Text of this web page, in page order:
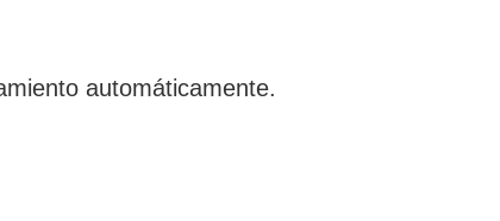
automáticamente.